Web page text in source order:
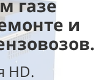
газе
и
HD.